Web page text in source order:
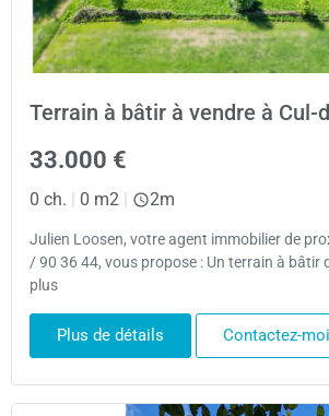
Terrain à bâtir à vendre à Cul-
33.000 €
0 ch. | 0 m2 | 2m
Julien Loosen, votre agent immobilier de
/ 90 36 44, vous propose : Un terrain à bâtir
plus
Plus de détails Contactez-moi